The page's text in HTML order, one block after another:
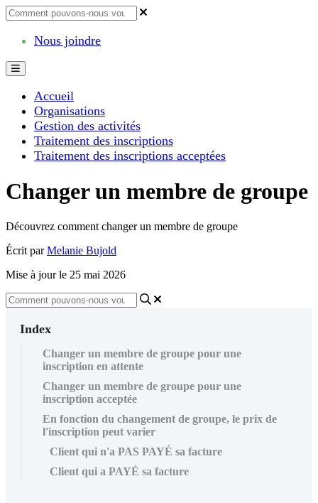
Nous joindre
Accueil
Organisations
Gestion des activités
Traitement des inscriptions
Traitement des inscriptions acceptées
Changer un membre de groupe
Découvrez comment changer un membre de groupe
Écrit parMelanie Bujold
Mise à jour le 25 mai 2026
Index
Changer un membre de groupe pour une
inscription en attente
Changer un membre de groupe pour une
inscription acceptée
En fonction du changement de groupe, le prix de
l'inscription peut varier
Client qui n'a PAS PAYÉ sa facture
Client qui a PAYÉ sa facture